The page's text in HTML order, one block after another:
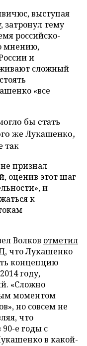
выступая
, затронул тему
российско-
мнению,
и
сложный
«все
бы стать
же Лукашенко,
так
признал
оценив этот шаг
и
к
Волков отметил
, что Лукашенко
концепцию
году,
«Сложно
моментом
но совсем не
что
е годы с
в какой-